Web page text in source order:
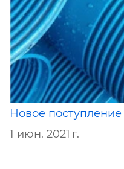
Новое поступление
1 июн. 2021 г.